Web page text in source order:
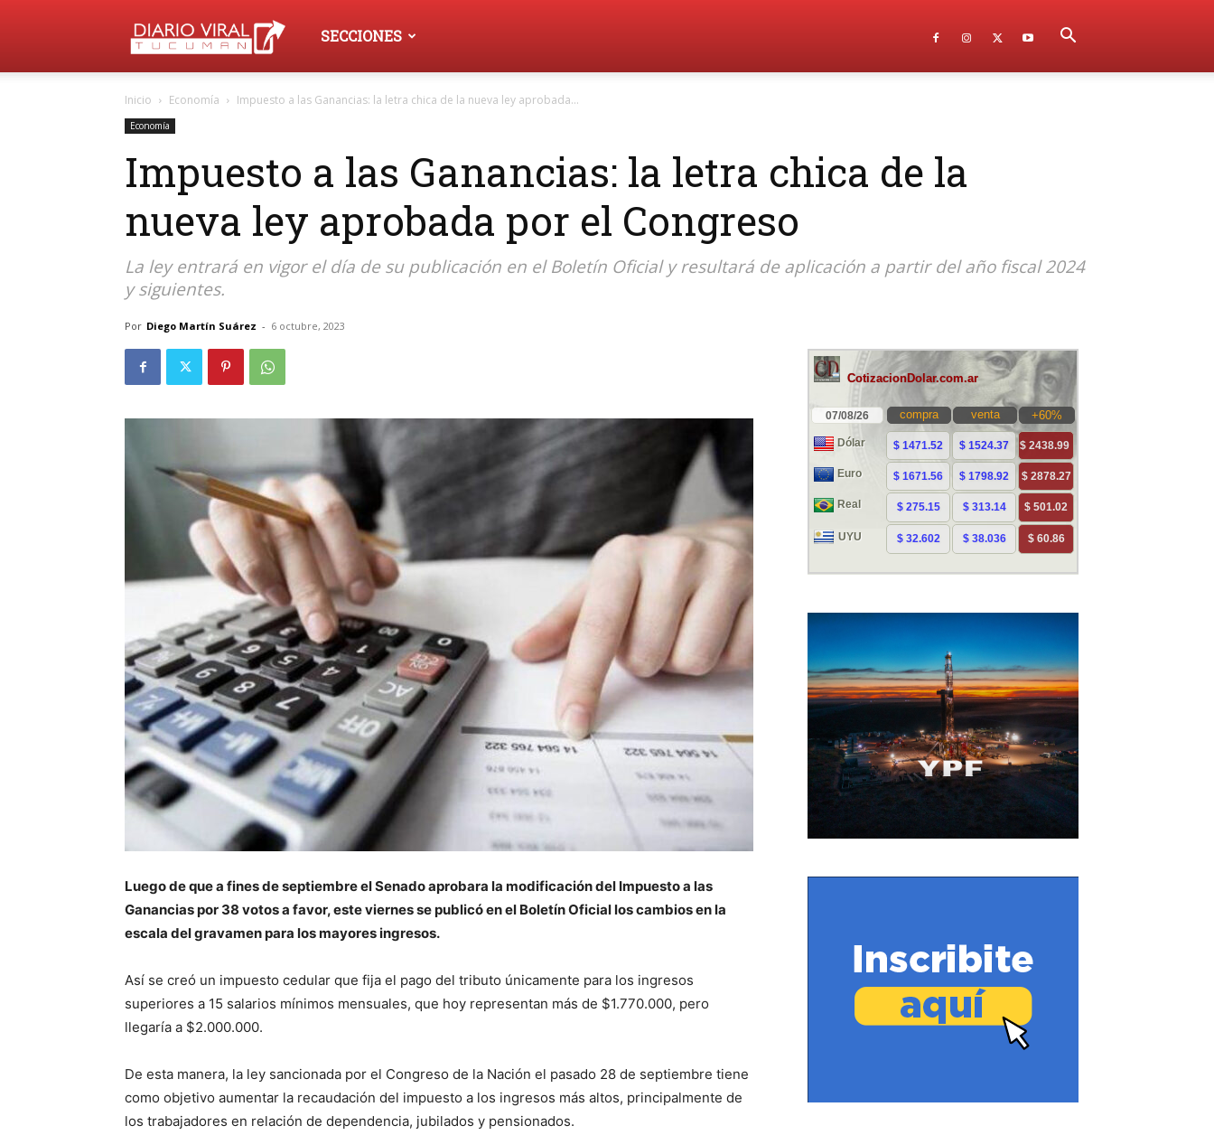
Diario
Viral
Tucumán
SECCIONES
Inicio Economía Impuesto a las Ganancias: la letra chica de la nueva ley aprobada...
Economía
Impuesto a las Ganancias: la letra chica de la
nueva ley aprobada por el Congreso
La ley entrará en vigor el día de su publicación en el Boletín Oficial y resultará de aplicación a partir del año fiscal 2024
y siguientes.
Por Diego Martín Suárez - 6 octubre, 2023
Luego de que a fines de septiembre el Senado aprobara la modificación del Impuesto a las
Ganancias por 38 votos a favor, este viernes se publicó en el Boletín Oficial los cambios en la
escala del gravamen para los mayores ingresos.
Así se creó un impuesto cedular que fija el pago del tributo únicamente para los ingresos
superiores a 15 salarios mínimos mensuales, que hoy representan más de $1.770.000, pero
llegaría a $2.000.000.
De esta manera, la ley sancionada por el Congreso de la Nación el pasado 28 de septiembre tiene
como objetivo aumentar la recaudación del impuesto a los ingresos más altos, principalmente de
los trabajadores en relación de dependencia, jubilados y pensionados.